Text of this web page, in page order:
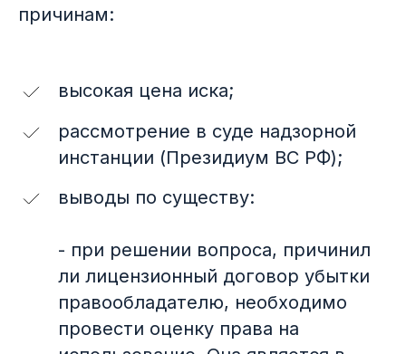
причинам:
высокая цена иска;
рассмотрение в суде надзорной
инстанции (Президиум ВС РФ);
выводы по существу:
- при решении вопроса, причинил
ли лицензионный договор убытки
правообладателю, необходимо
провести оценку права на